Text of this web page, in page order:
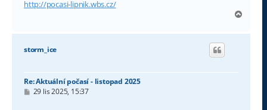
http://pocasi-lipnik.wbs.cz/
h
storm_ice
Re: Aktuální počasí - listopad 2025
P29 lis 2025, 15:37